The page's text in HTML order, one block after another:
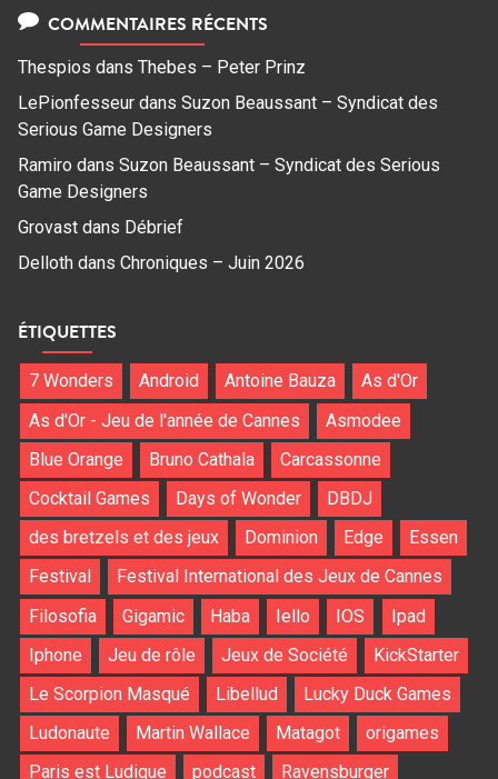
COMMENTAIRES RÉCENTS
Thespios dans Thebes – Peter Prinz
LePionfesseur dans Suzon Beaussant – Syndicat des
Serious Game Designers
Ramiro dans Suzon Beaussant – Syndicat des Serious
Game Designers
Grovast dans Débrief
Delloth dans Chroniques – Juin 2026
ÉTIQUETTES
7 Wonders Android Antoine Bauza
As d'Or
As d'Or - Jeu de l'année de Cannes
Asmodee
Blue Orange
Bruno Cathala
Carcassonne
Cocktail Games
Days of Wonder
DBDJ
des bretzels et des jeux
Dominion Edge
Essen
Festival
Festival International des Jeux de Cannes
Filosofia
Gigamic Haba Iello IOS
Ipad
Iphone
Jeu de rôle Jeux de Société
KickStarter
Le Scorpion Masqué
Libellud
Lucky Duck Games
Ludonaute
Martin Wallace Matagot
origames
Paris est Ludique
podcast Ravensburger